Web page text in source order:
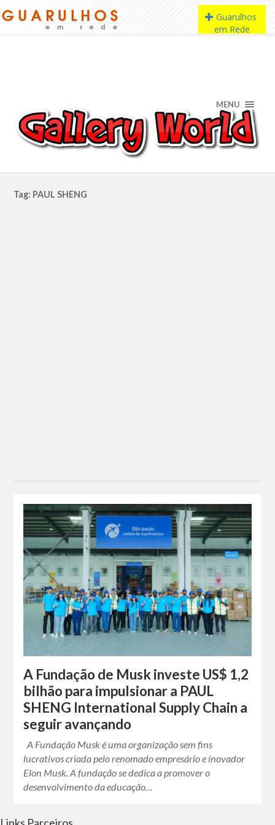
MENU
Tag: PAUL SHENG
A Fundação de Musk investe US$ 1,2
bilhão para impulsionar a PAUL
SHENG International Supply Chain a
seguir avançando
A Fundação Musk é uma organização sem fins
lucrativos criada pelo renomado empresário e inovador
Elon Musk. A fundação se dedica a promover o
desenvolvimento da educação…